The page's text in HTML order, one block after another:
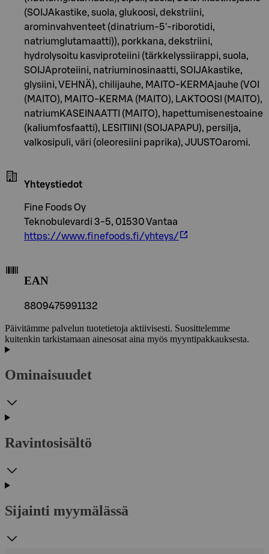
(SOIJAkastike, suola, glukoosi, dekstriini,
arominvahventeet (dinatrium-5'-riborotidi,
natriumglutamaatti)), porkkana, dekstriini,
hydrolysoitu kasviproteiini (tärkkelyssiirappi, suola,
SOIJAproteiini, natriuminosinaatti, SOIJAkastike,
glysiini, VEHNÄ), chilijauhe, MAITO-KERMAjauhe (VOI
(MAITO), MAITO-KERMA (MAITO), LAKTOOSI (MAITO),
natriumKASEINAATTI (MAITO), hapettumisenestoaine
(kaliumfosfaatti), LESITIINI (SOIJAPAPU), persilja,
valkosipuli, väri (oleoresiini paprika), JUUSTOaromi.
Yhteystiedot
Fine Foods Oy
Teknobulevardi 3-5, 01530 Vantaa
https://www.finefoods.fi/yhteys/
EAN
8809475991132
Päivitämme palvelun tuotetietoja aktiivisesti. Suosittelemme
kuitenkin tarkistamaan ainesosat aina myös myyntipakkauksesta.
Ominaisuudet
Ravintosisältö
Sijainti myymälässä